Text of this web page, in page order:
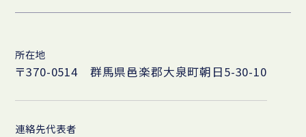
所在地
〒370-0514 群馬県邑楽郡大泉町朝日5-30-10
連絡先代表者